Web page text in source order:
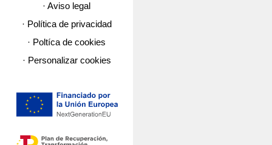
· Aviso legal
· Política de privacidad
· Poltíca de cookies
· Personalizar cookies